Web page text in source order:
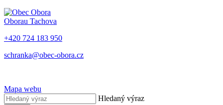
Oborau Tachova
+420 724 183 950
schranka@obec-obora.cz
Mapa webu
Hledaný výraz